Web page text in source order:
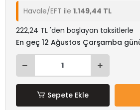
Havale/EFT ile 1.149,44 TL
222,24 TL 'den başlayan taksitlerle
En geç 12 Ağustos Çarşamba
Sepete Ekle